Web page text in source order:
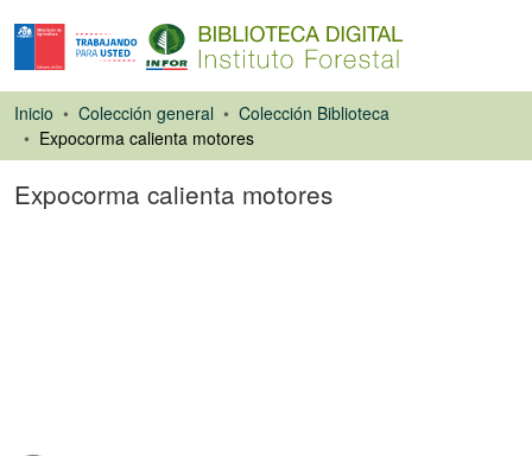
Inicio Colección general
Colección Biblioteca
Expocorma calienta motores
Expocorma calienta motores